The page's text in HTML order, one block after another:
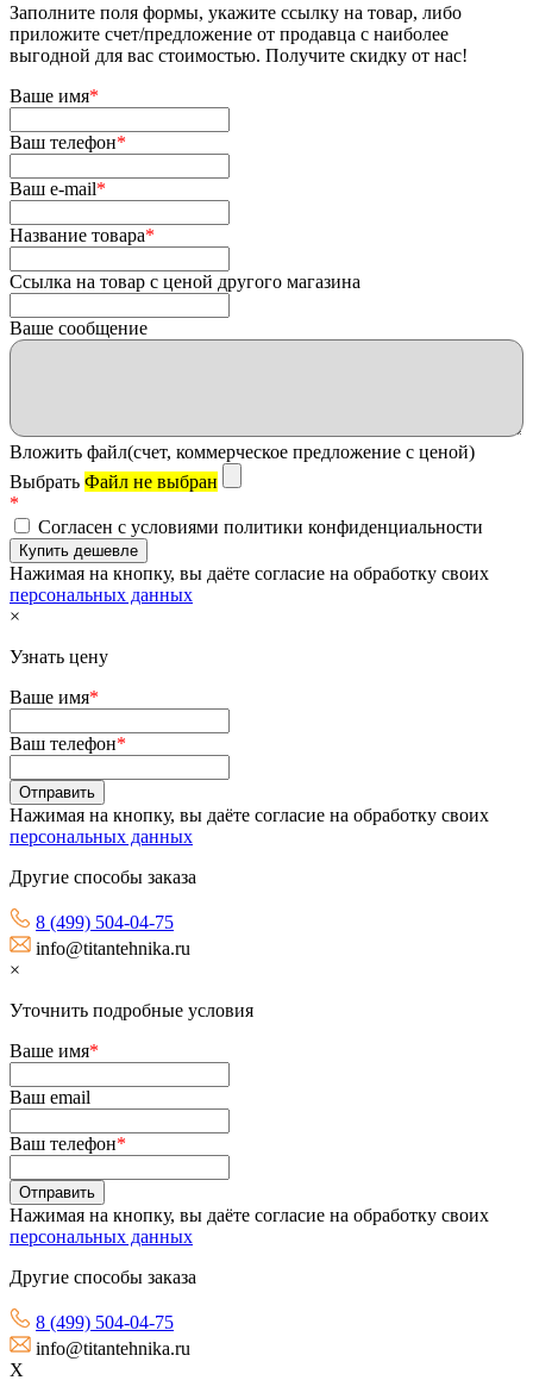
Заполните поля формы, укажите ссылку на товар, либо
приложите счет/предложение от продавца с наиболее
выгодной для вас стоимостью. Получите скидку от нас!
Ваше имя*
Ваш телефон*
Ваш e-mail*
Название товара*
Ссылка на товар с ценой другого магазина
Ваше сообщение
Вложить файл(счет, коммерческое предложение с ценой)
Выбрать Файл не выбран
*
Согласен с условиями политики конфиденциальности
Нажимая на кнопку, вы даёте согласие на обработку своих
персональных данных
×
Узнать цену
Ваше имя*
Ваш телефон*
Нажимая на кнопку, вы даёте согласие на обработку своих
персональных данных
Другие способы заказа
8 (499) 504-04-75
info@titantehnika.ru
×
Уточнить подробные условия
Ваше имя*
Ваш email
Ваш телефон*
Нажимая на кнопку, вы даёте согласие на обработку своих
персональных данных
Другие способы заказа
8 (499) 504-04-75
info@titantehnika.ru
X